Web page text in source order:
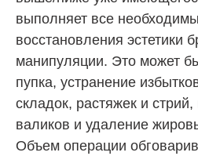
выполняет все
восстановления эстетики
манипуляции. Это может
пупка, устранение
складок, растяжек и
валиков и удаление
Объем операции